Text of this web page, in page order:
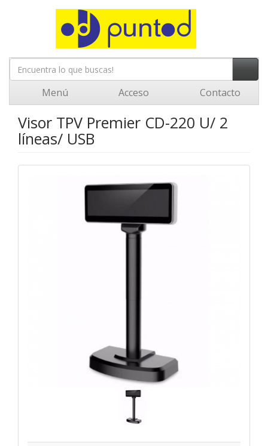
Menú Acceso Contacto
Visor TPV Premier CD-220 U/ 2
líneas/ USB